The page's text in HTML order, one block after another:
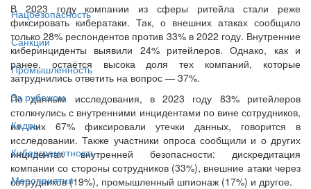
Нацбезопасность
Санкции
Промышленность
За рубежом
Кадры
Киберграмотность
Мероприятия
В 2023 году компании из сферы ритейла стали реже
фиксировать кибератаки. Так, о внешних атаках сообщило
только 28% респондентов против 33% в 2022 году. Внутренние
киберинциденты выявили 24% ритейлеров. Однако, как и
ранее, остаётся высока доля тех компаний, которые
затруднились ответить на вопрос — 37%.
По данным исследования, в 2023 году 83% ритейлеров
столкнулись с внутренними инцидентами по вине сотрудников,
из них 67% фиксировали утечки данных, говорится в
исследовании. Также участники опроса сообщили и о других
инцидентах внутренней безопасности: дискредитация
компании со стороны сотрудников (33%), внешние атаки через
сотрудников (19%), промышленный шпионаж (17%) и другое.